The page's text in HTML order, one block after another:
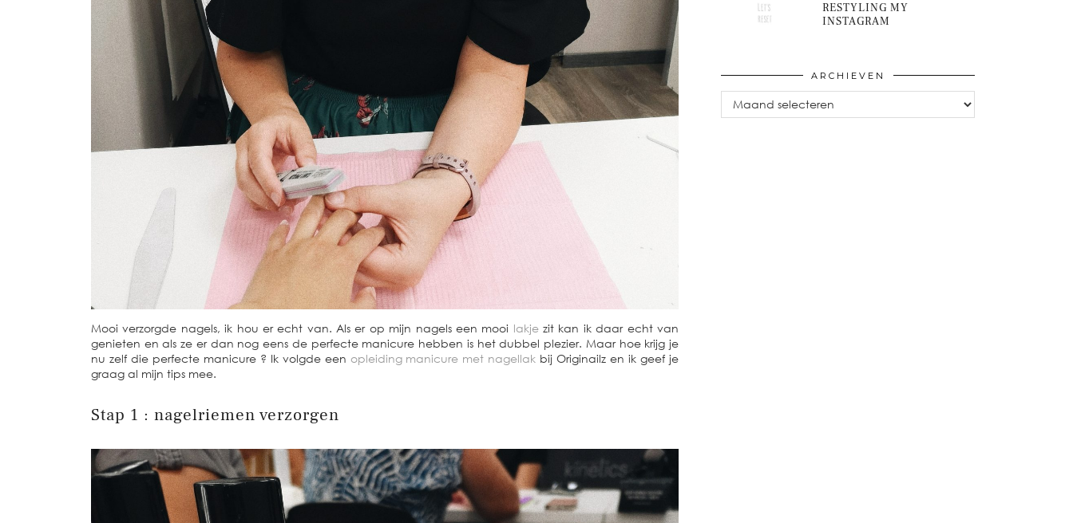
Mooi verzorgde nagels, ik hou er echt van. Als er op mijn nagels een mooi lakjezit kan ik daar echt van
genieten en als ze er dan nog eens de perfecte manicure hebben is het dubbel plezier. Maar hoe krijg je
nu zelf die perfecte manicure ? Ik volgde een opleiding manicure met nagellak bij Originailz en ik geef je
graag al mijn tips mee.
Stap 1 : nagelriemen verzorgen
RESTYLING MY
INSTAGRAM
ARCHIEVEN
Archieven